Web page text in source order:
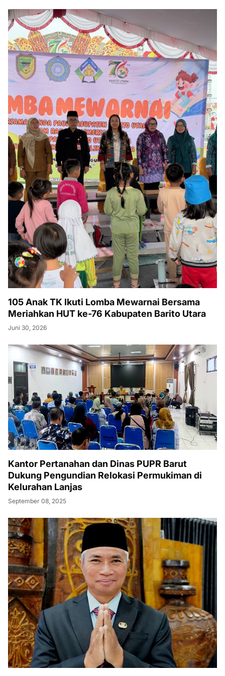
105 Anak TK Ikuti Lomba Mewarnai Bersama
Meriahkan HUT ke-76 Kabupaten Barito Utara
Juni 30, 2026
Kantor Pertanahan dan Dinas PUPR Barut
Dukung Pengundian Relokasi Permukiman di
Kelurahan Lanjas
September 08, 2025